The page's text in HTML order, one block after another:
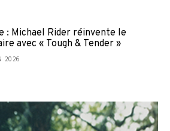
: Michael Rider réinvente le
avec « Tough & Tender »
2026